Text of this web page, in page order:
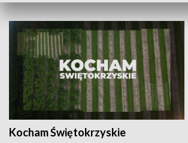
Kocham Świętokrzyskie